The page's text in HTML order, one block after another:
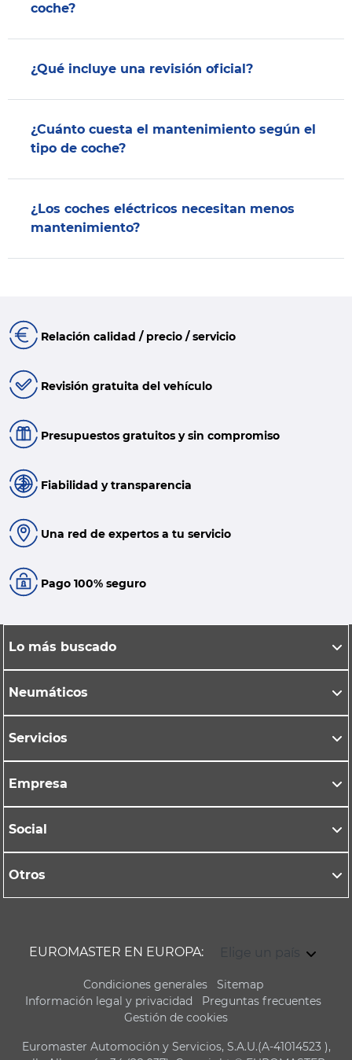
coche?
¿Qué incluye una revisión oficial?
¿Cuánto cuesta el mantenimiento según el
tipo de coche?
¿Los coches eléctricos necesitan menos
mantenimiento?
Relación calidad / precio / servicio
Revisión gratuita del vehículo
Presupuestos gratuitos y sin compromiso
Fiabilidad y transparencia
Una red de expertos a tu servicio
Pago 100% seguro
Lo más buscado
Neumáticos
Servicios
Empresa
Social
Otros
EUROMASTER EN EUROPA: Elige un país
Condiciones generales
Sitemap
Información legal y privacidad
Preguntas frecuentes
Gestión de cookies
Euromaster Automoción y Servicios, S.A.U.(A-41014523 ),